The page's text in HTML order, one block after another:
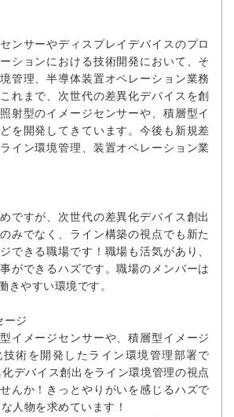
ンサーやディスプレイデバイスのプロ
ションにおける技術開発において、そ
管理、半導体装置オペレーション業務
れまで、次世代の差異化デバイスを創
射型のイメージセンサーや、積層型イ
を開発してきています。今後も新規差
イン環境管理、装置オペレーション業
ですが、次世代の差異化デバイス創出
みでなく、ライン構築の視点でも新た
できる職場です！職場も活気があり、
ができるハズです。職場のメンバーは
きやすい環境です。
ージ
イメージセンサーや、積層型イメージ
術を開発したライン環境管理部署で
デバイス創出をライン環境管理の視点
んか！きっとやりがいを感じるハズで
人物を求めています！